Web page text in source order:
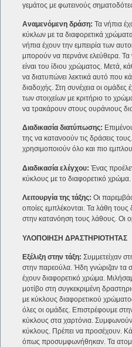
γεμάτος με φωτεινούς
Αναμενόμενη δράση: Τα νήπια
κύκλων με τα διαφορετικά
νήπια έχουν την εμπειρία των
μπορούν να περνάνε ελεύθερα. Τα
είναι του ίδιου χρώματος. Μετά,
να διατυπώνει λεκτικά αυτό που
διαδοχής. Στη συνέχεια οι
των στοιχείων με κριτήριο το
να τρακάρουν στους ουράνιους
Διαδικασία διατύπωσης:
της να κατανοούν τις δράσεις
χρησιμοποιούν όλο και πιο
Διαδικασία ελέγχου: Ένας
κύκλους με το διαφορετικό
Λειτουργία της τάξης: Οι
οποίες εμπλέκονται. Τα λάθη
στην κατανόηση τους λάθους. Οι
ΥΛΟΠΟΙΗΣΗ ΔΡΑΣΤΗΡΙΟΤΗΤΑΣ
Εξέλιξη στην τάξη: Συμμετείχαν
στην παρεούλα. Ήδη γνώριζαν τα
έχουν διαφορετικό χρώμα.
μοτίβο στη συγκεκριμένη
με κύκλους διαφορετικού
όλες οι ομάδες. Επιστρέφουμε
κύκλους στα χαρτόνια. Συμφωνούν
κύκλους. Πρέπει να προσέχουν.
όπως προσυμφωνήθηκαν. Τα